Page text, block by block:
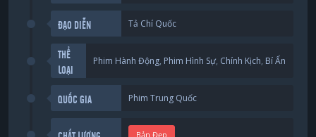
ĐẠO DIỄN Tả Chí Quốc
THỂ
LOẠI
Phim Hành Động, Phim Hình Sự, Chính Kịch, Bí Ẩn
QUỐC GIA Phim Trung Quốc
Bản Đẹp